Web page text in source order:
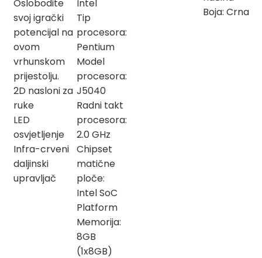
Oslobodite
svoj igrački
potencijal na
ovom
vrhunskom
prijestolju.
2D nasloni za
ruke
LED
osvjetljenje
Infra-crveni
daljinski
upravljač
Intel
Tip
procesora:
Pentium
Model
procesora:
J5040
Radni takt
procesora:
2.0 GHz
Chipset
matične
ploče:
Intel SoC
Platform
Memorija:
8GB
(1x8GB)
Boja: Crna